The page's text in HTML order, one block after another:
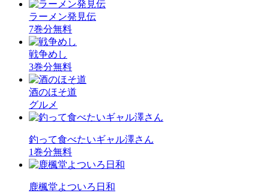
ラーメン発見伝
7巻分無料
戦争めし
3巻分無料
酒のほそ道
グルメ
釣って食べたいギャル澤さん
1巻分無料
鹿楓堂よついろ日和